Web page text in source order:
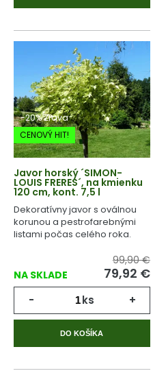
-20% Zľava
CENOVÝ HIT!
Javor horský ´SIMON-
LOUIS FRERES´, na kmienku
120 cm, kont. 7,5 l
Dekoratívny javor s oválnou
korunou a pestrofarebnými
listami počas celého roka.
NA SKLADE
99,90 €
79,92 €
- ks +
DO KOŠÍKA